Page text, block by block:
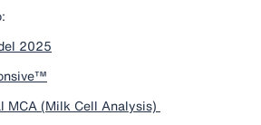
2025
MCA (Milk Cell Analysis)